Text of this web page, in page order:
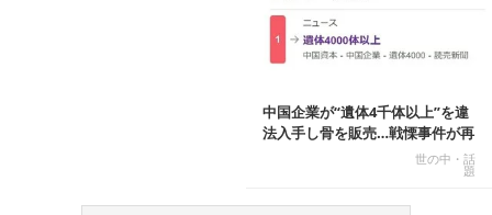
中国企業が“遺体4千体以上”を違
法入手し骨を販売…戦慄事件が再
世の中・話
題